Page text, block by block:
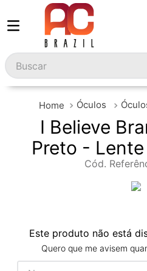
Buscar
Óculos
I Believe
Preto -
Cód.
Este produto não está
Quero que me avisem